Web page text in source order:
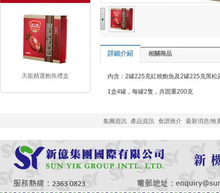
天龍精選鮑魚禮盒
詳細介紹 相關商品
內含：2罐225克紅燒鮑魚及2罐225克黑松
1盒4罐，每罐2隻，共固重200克
集團資訊 產品資訊 食譜推介 最新消息/推